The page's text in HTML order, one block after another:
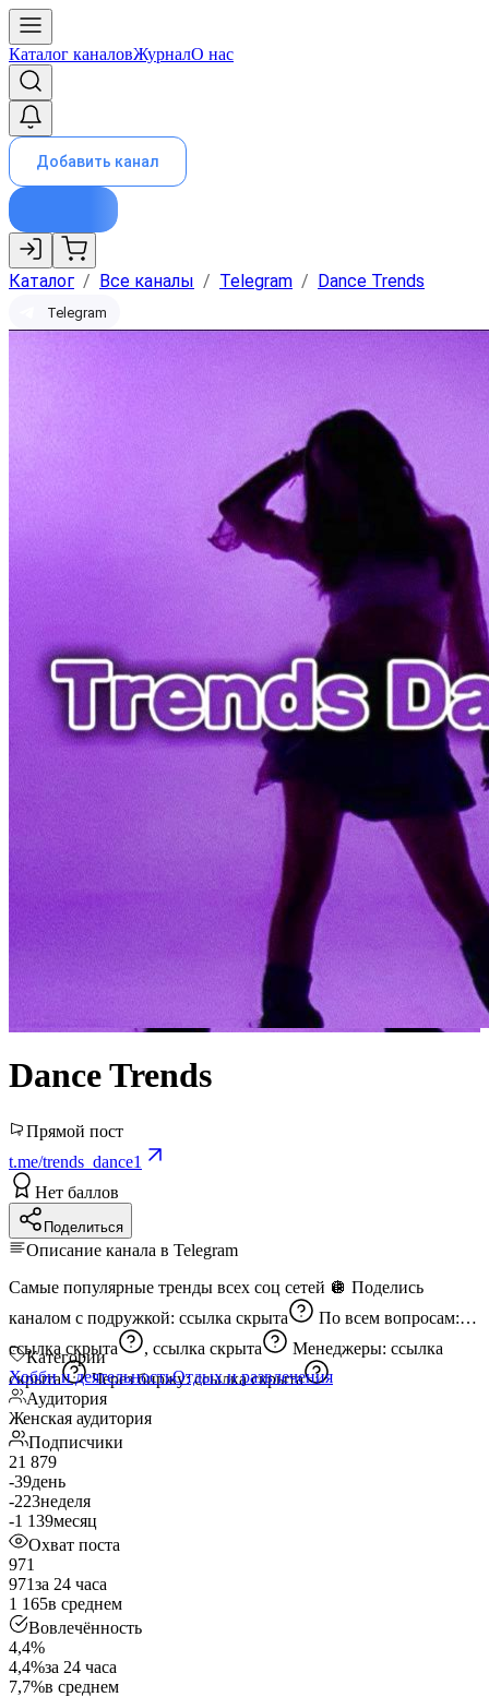
Каталог каналовЖурналО нас
Добавить канал
Каталог / Все каналы / Telegram / Dance Trends
Telegram
Dance Trends
Прямой пост
t.me/trends_dance1
Нет баллов
Поделиться
Описание канала в Telegram
Самые популярные тренды всех соц сетей 🪩 Поделись
каналом с подружкой: ссылка скрыта
По всем вопросам:
ссылка скрыта
, ссылка скрыта Менеджеры: ссылка
скрыта
Через биржу:ссылка скрыта
Категории
Хобби и деятельностьОтдых и развлечения
Аудитория
Женская аудитория
Подписчики
21 879
-39день
-223неделя
-1 139месяц
Охват поста
971
971за 24 часа
1 165в среднем
Вовлечённость
4,4%
4,4%за 24 часа
7,7%в среднем